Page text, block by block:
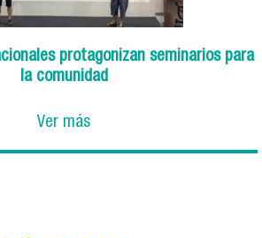
protagonizan seminarios para
la comunidad
Ver más